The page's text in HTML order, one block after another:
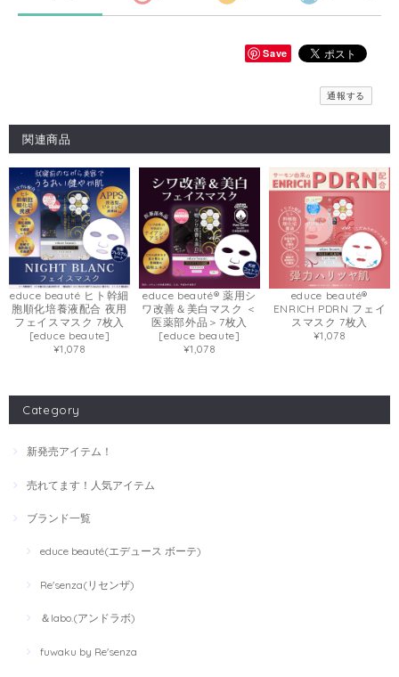
Save
通報する
関連商品
educe beauté ヒト幹細
胞順化培養液配合 夜用
フェイスマスク 7枚入
[educe beaute]
¥1,078
educe beauté® 薬用シ
ワ改善＆美白マスク ＜
医薬部外品＞7枚入
[educe beaute]
¥1,078
educe beauté®
ENRICH PDRN フェイ
スマスク 7枚入
¥1,078
Category
新発売アイテム！
売れてます！人気アイテム
ブランド一覧
educe beauté(エデュース ボーテ)
Re'senza(リセンザ)
＆labo.(アンドラボ)
fuwaku by Re'senza